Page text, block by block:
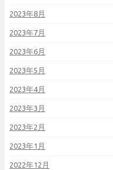
2023年8月
2023年7月
2023年6月
2023年5月
2023年4月
2023年3月
2023年2月
2023年1月
2022年12月